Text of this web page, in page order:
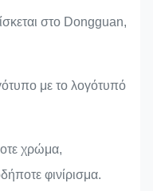
στο Dongguan,
με το λογότυπό
χρώμα,
φινίρισμα.